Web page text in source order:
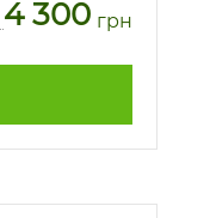
4 300 грн